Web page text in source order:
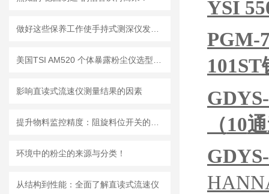
影响直读式流速仪测量结果的因素
环境中的粉尘的来源与分类！
从结构到性能：全面了解直读式流速仪
YSI
PGM-
（10